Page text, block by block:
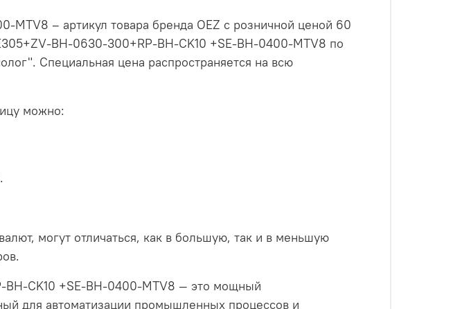
– артикул товара бренда OEZ с розничной ценой 60
BH-0630-300+RP-BH-CK10 +SE-BH-0400-MTV8 по
Специальная цена распространяется на всю
можно:
могут отличаться, как в большую, так и в меньшую
CK10 +SE-BH-0400-MTV8 — это мощный
для автоматизации промышленных процессов и